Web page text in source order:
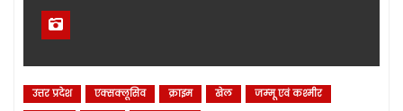
उत्तर प्रदेश एक्सक्लूसिव क्राइम खेल
जम्‍मू एवं कश्‍मीर